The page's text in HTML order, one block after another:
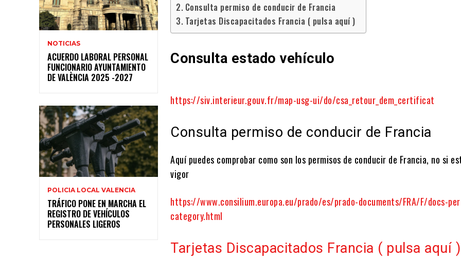
NOTICIAS
ACUERDO LABORAL PERSONAL
FUNCIONARIO AYUNTAMIENTO
DE VALÈNCIA 2025 -2027
POLICIA LOCAL VALENCIA
TRÁFICO PONE EN MARCHA EL
REGISTRO DE VEHÍCULOS
PERSONALES LIGEROS
Consulta permiso de conducir de Francia
Tarjetas Discapacitados Francia ( pulsa aquí )
Consulta estado vehículo
https://siv.interieur.gouv.fr/map-usg-ui/do/csa_retour_dem_certificat
Consulta permiso de conducir de Francia
Aquí puedes comprobar como son los permisos de conducir de Francia, no si
vigor
https://www.consilium.europa.eu/prado/es/prado-documents/FRA/F/docs-
category.html
Tarjetas Discapacitados Francia ( pulsa aquí )